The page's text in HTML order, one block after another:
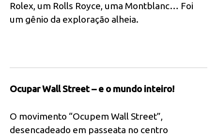
Rolex, um Rolls Royce, uma Montblanc… Foi
um gênio da exploração alheia.
Ocupar Wall Street – e o mundo inteiro!
O movimento “Ocupem Wall Street”,
desencadeado em passeata no centro